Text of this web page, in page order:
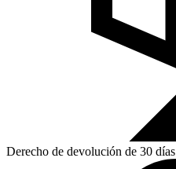
Derecho de devolución de 30 días